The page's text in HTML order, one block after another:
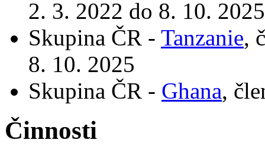
2. 3. 2022 do 8. 10. 2025
Skupina ČR - Tanzanie,
8. 10. 2025
Skupina ČR - Ghana,
Činnosti